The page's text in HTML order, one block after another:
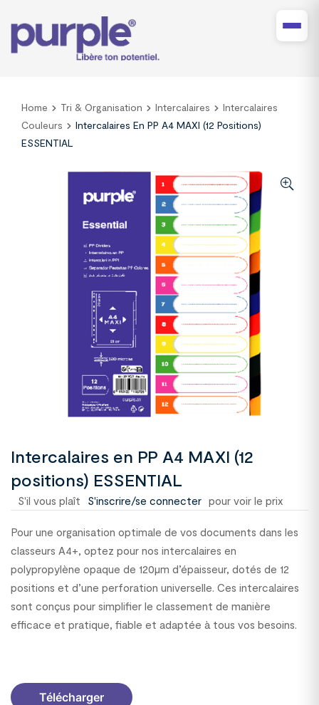
Home Tri & Organisation Intercalaires
Intercalaires
Couleurs
Intercalaires En PP A4 MAXI (12 Positions)
ESSENTIAL
Intercalaires en PP A4 MAXI (12
positions) ESSENTIAL
S'il vous plaît S'inscrire/se connecter pour voir le prix
Pour une organisation optimale de vos documents dans les
classeurs A4+, optez pour nos intercalaires en
polypropylène opaque de 120µm d’épaisseur, dotés de 12
positions et d’une perforation universelle. Ces intercalaires
sont conçus pour simplifier le classement de manière
efficace et pratique, fiable et adaptée à tous vos besoins.
Télécharger